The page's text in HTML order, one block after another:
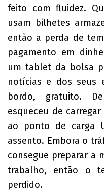
feito com fluidez.
usam bilhetes
então a perda de
pagamento em
um tablet da bolsa
notícias e dos seus
bordo, gratuito.
esqueceu de
ao ponto de carga
assento. Embora o
consegue preparar a
trabalho, então o
perdido.